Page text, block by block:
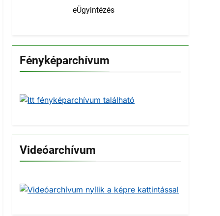
eÜgyintézés
Fényképarchívum
Videóarchívum